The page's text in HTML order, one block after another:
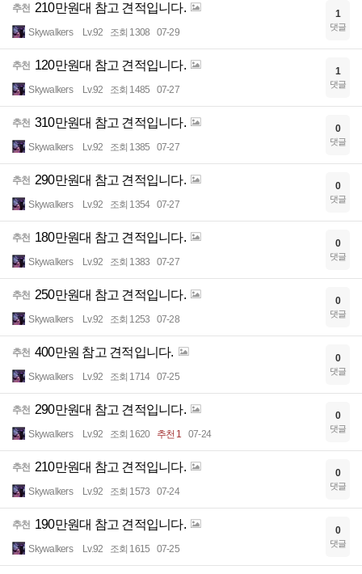
추천 210만원대 참고 견적입니다.
Skywalkers Lv.92 조회 1308 07-29
1
댓글
추천 120만원대 참고 견적입니다.
Skywalkers Lv.92 조회 1485 07-27
1
댓글
추천 310만원대 참고 견적입니다.
Skywalkers Lv.92 조회 1385 07-27
0
댓글
추천 290만원대 참고 견적입니다.
Skywalkers Lv.92 조회 1354 07-27
0
댓글
추천 180만원대 참고 견적입니다.
Skywalkers Lv.92 조회 1383 07-27
0
댓글
추천 250만원대 참고 견적입니다.
Skywalkers Lv.92 조회 1253 07-28
0
댓글
추천 400만원 참고 견적입니다.
Skywalkers Lv.92 조회 1714 07-25
0
댓글
추천 290만원대 참고 견적입니다.
Skywalkers Lv.92 조회 1620 추천 1 07-24
0
댓글
추천 210만원대 참고 견적입니다.
Skywalkers Lv.92 조회 1573 07-24
0
댓글
추천 190만원대 참고 견적입니다.
Skywalkers Lv.92 조회 1615 07-25
0
댓글